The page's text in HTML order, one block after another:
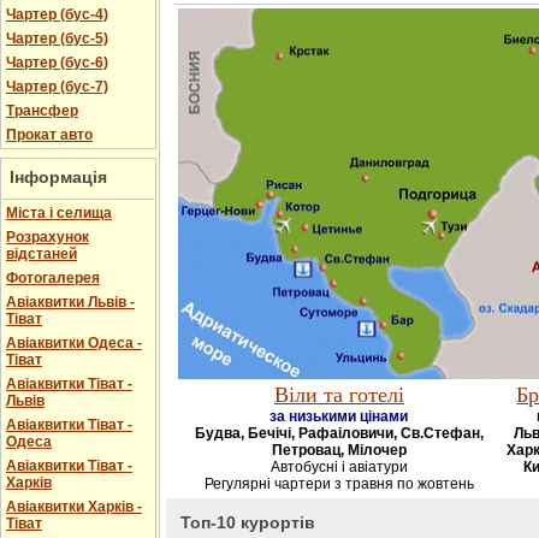
Чартер (бус-4)
Чартер (бус-5)
Чартер (бус-6)
Чартер (бус-7)
Трансфер
Прокат авто
Інформація
Міста і селища
Розрахунок
відстаней
Фотогалерея
Авіаквитки Львів -
Тіват
Авіаквитки Одеса -
Тіват
Авіаквитки Тіват -
Львів
Авіаквитки Тіват -
Одеса
Авіаквитки Тіват -
Харків
Авіаквитки Харків -
Тіват
Віли та готелі
за низькими цінами
Будва, Бечічі, Рафаіловичи, Св.Стефан,
Петровац, Мілочер
Автобусні і авіатури
Регулярні чартери з травня по жовтень
Топ-10 курортів